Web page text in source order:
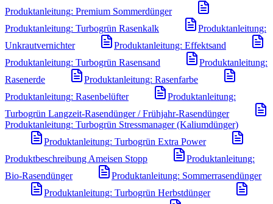
Produktanleitung: Premium Sommerdünger
Produktanleitung: Turbogrün Rasenkalk
Produktanleitung:
Unkrautvernichter
Produktanleitung: Effektsand
Produktanleitung: Turbogrün Rasensand
Produktanleitung:
Rasenerde
Produktanleitung: Rasenfarbe
Produktanleitung: Rasenbelüfter
Produktanleitung:
Turbogrün Langzeit-Rasendünger / Frühjahr-Rasendünger
Produktanleitung: Turbogrün Stressmanager (Kaliumdünger)
Produktanleitung: Turbogrün Extra Power
Produktbeschreibung Ameisen Stopp
Produktanleitung:
Bio-Rasendünger
Produktanleitung: Sommerrasendünger
Produktanleitung: Turbogrün Herbstdünger